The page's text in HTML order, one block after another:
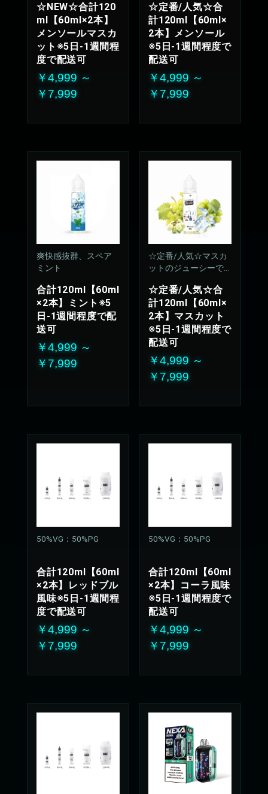
☆NEW☆合計120
ml【60ml×2本】
メンソールマスカ
ット※5日-1週間程
度で配送可
￥4,999 ～
￥7,999
来ない安定のリフレ
ッシュ感
50%VG：50%PG
☆定番/人気☆合
計120ml【60ml×
2本】メンソール
※5日-1週間程度で
配送可
￥4,999 ～
￥7,999
爽快感抜群、スペア
ミント
合計120ml【60ml
×2本】ミント※5
日-1週間程度で配
送可
￥4,999 ～
￥7,999
☆定番/人気☆マスカ
ットのジューシーで
広がります
50%VG：50%PG
☆定番/人気☆合
計120ml【60ml×
2本】マスカット
※5日-1週間程度で
配送可
￥4,999 ～
￥7,999
50%VG：50%PG
合計120ml【60ml
×2本】レッドブル
風味※5日-1週間程
度で配送可
￥4,999 ～
￥7,999
50%VG：50%PG
合計120ml【60ml
×2本】コーラ風味
※5日-1週間程度で
配送可
￥4,999 ～
￥7,999